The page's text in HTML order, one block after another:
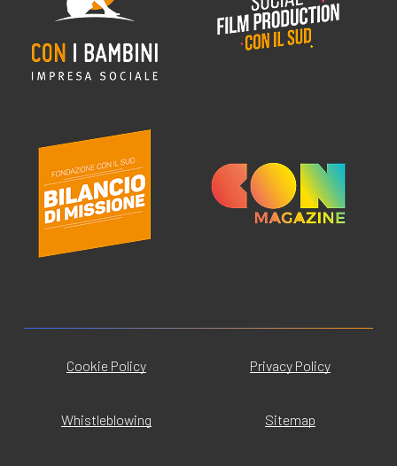
Cookie Policy Privacy Policy
Whistleblowing Sitemap